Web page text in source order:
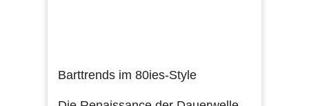
Barttrends im 80ies-Style